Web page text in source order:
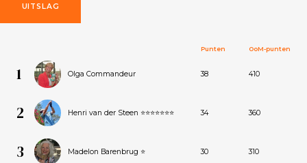
UITSLAG
Punten OoM-punten
1 Olga Commandeur 38 410
2 Henri van der Steen ⭐⭐⭐⭐⭐⭐⭐ 34 360
3 Madelon Barenbrug ⭐ 30 310